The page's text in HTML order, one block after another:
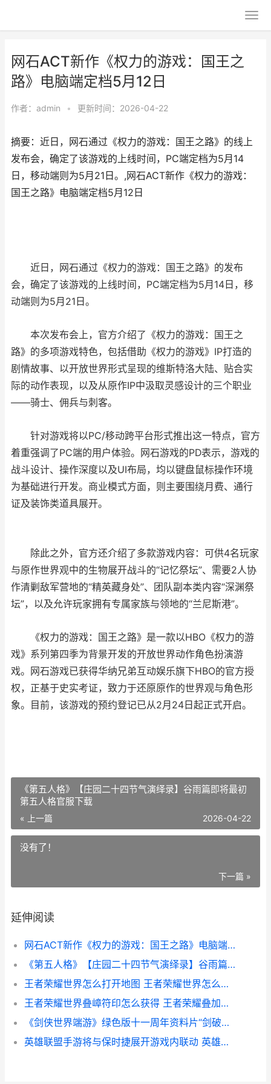
网石ACT新作《权力的游戏：国王之
路》电脑端定档5月12日
作者： admin • 更新时间：2026-04-22
摘要：近日，网石通过《权力的游戏：国王之路》的线上
发布会，确定了该游戏的上线时间，PC端定档为5月14
日，移动端则为5月21日。,网石ACT新作《权力的游戏：
国王之路》电脑端定档5月12日
近日，网石通过《权力的游戏：国王之路》的发布
会，确定了该游戏的上线时间，PC端定档为5月14日，移
动端则为5月21日。
本次发布会上，官方介绍了《权力的游戏：国王之
路》的多项游戏特色，包括借助《权力的游戏》IP打造的
剧情故事、以开放世界形式呈现的维斯特洛大陆、贴合实
际的动作表现，以及从原作IP中汲取灵感设计的三个职业
——骑士、佣兵与刺客。
针对游戏将以PC/移动跨平台形式推出这一特点，官方
着重强调了PC端的用户体验。网石游戏的PD表示，游戏的
战斗设计、操作深度以及UI布局，均以键盘鼠标操作环境
为基础进行开发。商业模式方面，则主要围绕月费、通行
证及装饰类道具展开。
除此之外，官方还介绍了多款游戏内容：可供4名玩家
与原作世界观中的生物展开战斗的“记忆祭坛”、需要2人协
作清剿敌军营地的“精英藏身处”、团队副本类内容“深渊祭
坛”，以及允许玩家拥有专属家族与领地的“兰尼斯港”。
《权力的游戏：国王之路》是一款以HBO《权力的游
戏》系列第四季为背景开发的开放世界动作角色扮演游
戏。网石游戏已获得华纳兄弟互动娱乐旗下HBO的官方授
权，正基于史实考证，致力于还原原作的世界观与角色形
象。目前，该游戏的预约登记已从2月24日起正式开启。
《第五人格》【庄园二十四节气演绎录】谷雨篇即将最初
第五人格官服下载
« 上一篇 2026-04-22
没有了！
下一篇 »
延伸阅读
网石ACT新作《权力的游戏：国王之路》电脑端定档5月12日
《第五人格》【庄园二十四节气演绎录】谷雨篇即将最初 第五人格官服下载
王者荣耀世界怎么打开地图 王者荣耀世界怎么传送
王者荣耀世界叠嶂符印怎么获得 王者荣耀叠加印记是什么意思
《剑侠世界端游》绿色版十一周年资料片“剑破苍穹” 《剑侠世界端游怎么下载
英雄联盟手游将与保时捷展开游戏内联动 英雄联盟手游将好友加入黑名单后会怎样